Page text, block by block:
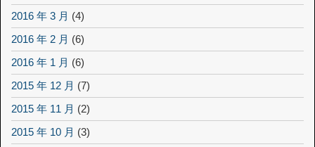
2016 年 3 月 (4)
2016 年 2 月 (6)
2016 年 1 月 (6)
2015 年 12 月 (7)
2015 年 11 月 (2)
2015 年 10 月 (3)